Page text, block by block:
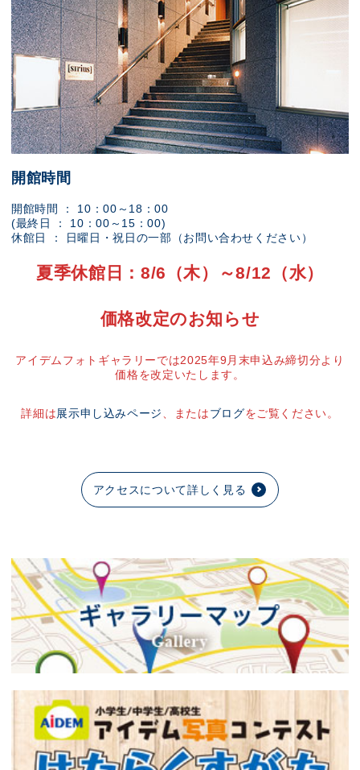
開館時間
開館時間 ： 10：00～18：00
(最終日 ： 10：00～15：00)
休館日 ： 日曜日・祝日の一部（お問い合わせください）
夏季休館日：8/6（木）～8/12（水）
価格改定のお知らせ
アイデムフォトギャラリーでは2025年9月末申込み締切分より
価格を改定いたします。
詳細は展示申し込みページ 、またはブログをご覧ください。
アクセスについて詳しく見る